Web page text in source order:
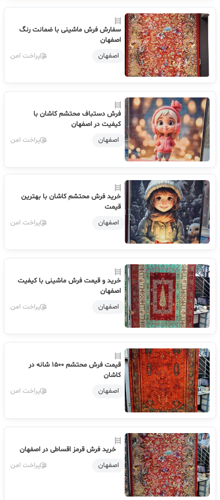
سفارش فرش ماشینی با ضمانت رنگ
اصفهان
اصفهان
پراخت امن
فرش‌ دستباف محتشم کاشان با
کیفیت در اصفهان
اصفهان
پراخت امن
خرید فرش محتشم کاشان با بهترین
قیمت
اصفهان
پراخت امن
خرید و قیمت فرش ماشینی با کیفیت
اصفهان
اصفهان
پراخت امن
قیمت فرش محتشم 1500 شانه در
کاشان
اصفهان
پراخت امن
خرید فرش قرمز اقساطی در اصفهان
اصفهان
پراخت امن